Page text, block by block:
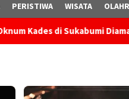
PERISTIWA WISATA
Diamankan Polisi